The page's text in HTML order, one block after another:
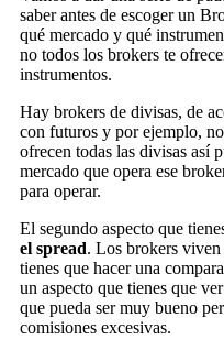
saber antes de escoger un
qué mercado y qué
no todos los brokers te
instrumentos.
Hay brokers de divisas, de
con futuros y por ejemplo,
ofrecen todas las divisas así
mercado que opera ese
para operar.
El segundo aspecto que
el spread. Los brokers viven
tienes que hacer una
un aspecto que tienes que
que pueda ser muy bueno
comisiones excesivas.